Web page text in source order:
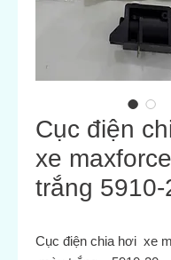
Cục điện
xe
trắng 5910-
Cục điện chia hơi xe